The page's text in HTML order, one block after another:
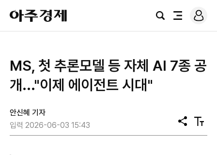
아
주
경
검
전
로
그
MS, 첫 추론모델 등 자체 AI 7종 공
개..."이제 에이전트 시대"
안신혜 기자
입력 2026-06-03 15:43
공
유
텍
스